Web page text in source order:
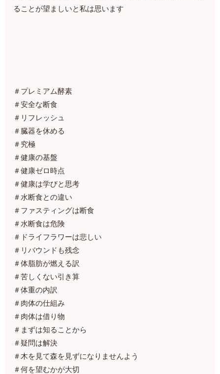
ることが望ましいと私は思います
＃プレミアム酵素
＃安全な断食
＃リフレッシュ
＃臓器を休める
＃究極
＃健康の基盤
＃健康ゼロ時点
＃健康は学びと思考
＃水断食との違い
＃ファスティングは断食
＃水断食は危険
＃ドライフラワーは悲しい
＃リバウンドも残念
＃体脂肪が燃える訳
＃苦しくない引き算
＃体重の内訳
＃肉体の仕組み
＃肉体は借り物
＃まずは知ることから
＃疑問は解決
＃木を見て森を見ずになりませんよう
＃何を望むかが大切